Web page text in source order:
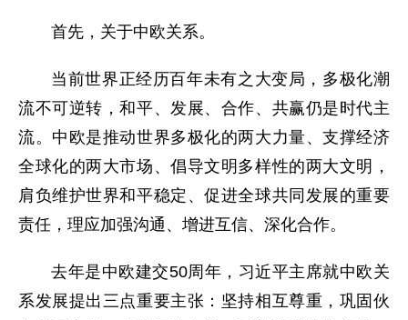
首先， 关于中欧关系。
当前世界正经历百年未有之大变局，多极化潮
流不可逆转，和平、发展、合作、共赢仍是时代主
流。中欧是推动世界多极化的两大力量、支撑经济
全球化的两大市场、倡导文明多样性的两大文明，
肩负维护世界和平稳定、促进全球共同发展的重要
责任，理应加强沟通、增进互信、深化合作。
去年是中欧建交50周年，习近平主席就中欧关
系发展提出三点重要主张：坚持相互尊重，巩固伙